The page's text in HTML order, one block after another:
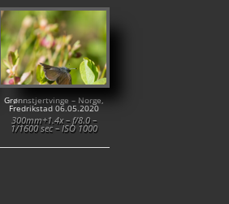
Grønnstjertvinge – Norge,
Fredrikstad 06.05.2020
300mm+1.4x – f/8.0 –
1/1600 sec – ISO 1000